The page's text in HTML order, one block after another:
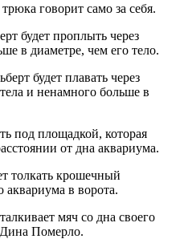
говорит само за себя.
будет проплыть через
в диаметре, чем его тело.
будет плавать через
и ненамного больше в
под площадкой, которая
от дна аквариума.
толкать крошечный
в ворота.
мяч со дна своего
Померло.